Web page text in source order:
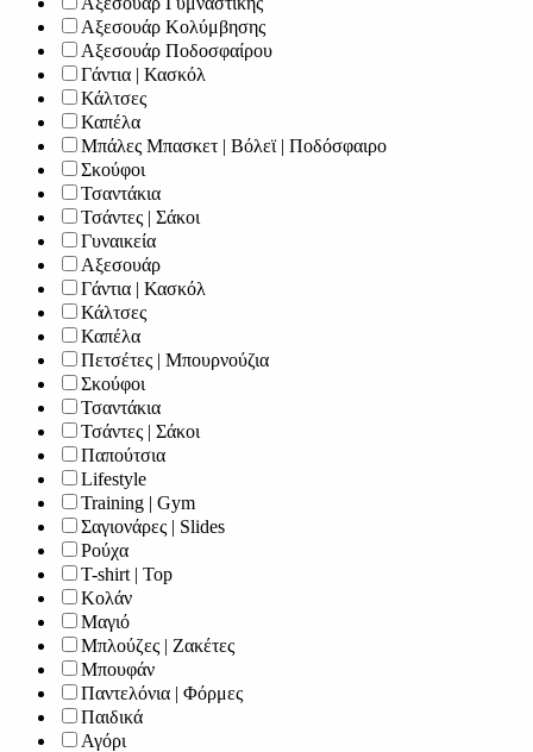
Αξεσουάρ Κολύμβησης
Αξεσουάρ Ποδοσφαίρου
Γάντια | Κασκόλ
Κάλτσες
Καπέλα
Μπάλες Μπασκετ | Βόλεϊ | Ποδόσφαιρο
Σκούφοι
Τσαντάκια
Τσάντες | Σάκοι
Γυναικεία
Αξεσουάρ
Γάντια | Κασκόλ
Κάλτσες
Καπέλα
Πετσέτες | Μπουρνούζια
Σκούφοι
Τσαντάκια
Τσάντες | Σάκοι
Παπούτσια
Lifestyle
Training | Gym
Σαγιονάρες | Slides
Ρούχα
T-shirt | Top
Κολάν
Μαγιό
Μπλούζες | Ζακέτες
Μπουφάν
Παντελόνια | Φόρμες
Παιδικά
Αγόρι